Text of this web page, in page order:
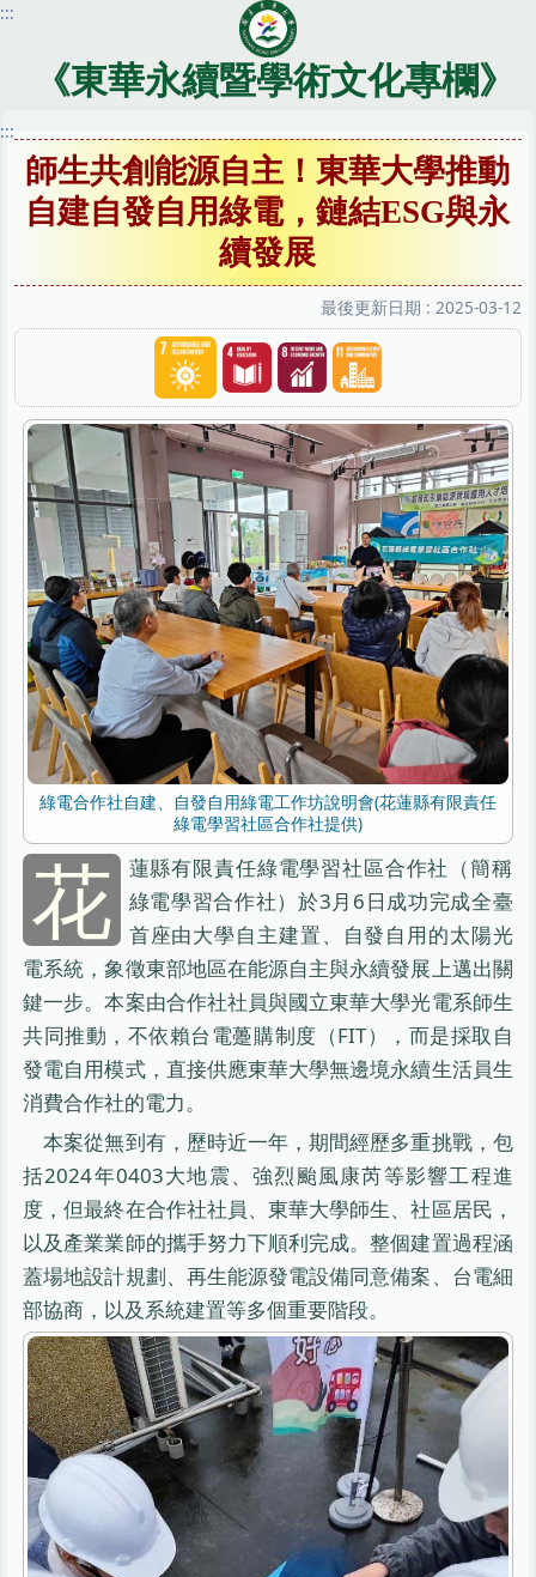
跳
內
:::
《東華永續暨學術文化專欄》
:::
師生共創能源自主！東華大學推動
自建自發自用綠電，鏈結ESG與永
續發展
最後更新日期 : 2025-03-12
綠電合作社自建、自發自用綠電工作坊說明會(花蓮縣有限責任
綠電學習社區合作社提供)
花
蓮縣有限責任綠電學習社區合作社（簡稱
綠電學習合作社）於3月6日成功完成全臺
首座由大學自主建置、自發自用的太陽光
電系統，象徵東部地區在能源自主與永續發展上邁出關
鍵一步。本案由合作社社員與國立東華大學光電系師生
共同推動，不依賴台電躉購制度（FIT），而是採取自
發電自用模式，直接供應東華大學無邊境永續生活員生
消費合作社的電力。
本案從無到有，歷時近一年，期間經歷多重挑戰，包
括2024年0403大地震、強烈颱風康芮等影響工程進
度，但最終在合作社社員、東華大學師生、社區居民，
以及產業業師的攜手努力下順利完成。整個建置過程涵
蓋場地設計規劃、再生能源發電設備同意備案、台電細
部協商，以及系統建置等多個重要階段。